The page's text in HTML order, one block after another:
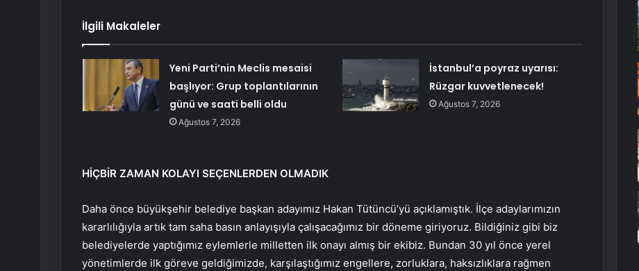
İlgili Makaleler
Yeni Parti’nin Meclis mesaisi
başlıyor: Grup toplantılarının
günü ve saati belli oldu
Ağustos 7, 2026
İstanbul’a poyraz uyarısı:
Rüzgar kuvvetlenecek!
Ağustos 7, 2026
HİÇBİR ZAMAN KOLAYI SEÇENLERDEN OLMADIK
Daha önce büyükşehir belediye başkan adayımız Hakan Tütüncü’yü açıklamıştık. İlçe adaylarımızın
kararlılığıyla artık tam saha basın anlayışıyla çalışacağımız bir döneme giriyoruz. Bildiğiniz gibi biz
belediyelerde yaptığımız eylemlerle milletten ilk onayı almış bir ekibiz. Bundan 30 yıl önce yerel
yönetimlerde ilk göreve geldiğimizde, karşılaştığımız engellere, zorluklara, haksızlıklara rağmen